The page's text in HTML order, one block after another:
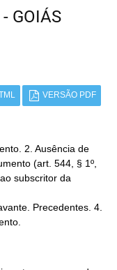
GOIÁS
VERSÃO PDF
2. Ausência de